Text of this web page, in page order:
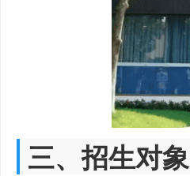
三、招生对象